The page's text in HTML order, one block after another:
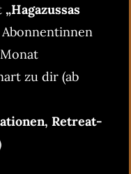
„Hagazussas
zu dir (ab
Retreat-